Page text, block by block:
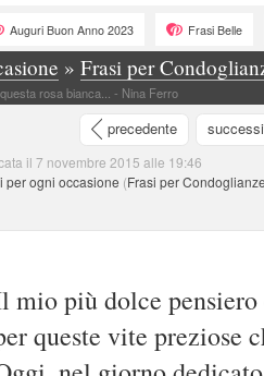
Auguri Buon Anno 2023 Frasi Belle
» Frasi per
rosa bianca... - Nina Ferro
precedente
il 7 novembre 2015 alle 19:46
per ogni occasione (Frasi per Condoglianze
mio più dolce pensiero
queste vite preziose